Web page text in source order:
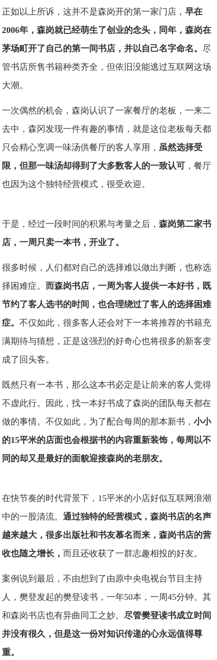
正如以上所诉，这并不是森岗开的第一家门店，早在
2006年，森岗就已经萌生了创业的念头，同年，森岗在
茅场町开了自己的第一间书店，并以自己名字命名。 尽
管书店所售书籍种类齐全，但依旧没能逃过互联网这场
大潮。
一次偶然的机会，森岗认识了一家餐厅的老板，一来二
去中，森冈发现一件有趣的事情，就是这位老板每天都
只会精心烹调一味汤供餐厅的客人享用，虽然选择受
限，但那一味汤却得到了大多数客人的一致认可 ，餐厅
也因为这个独特经营模式，很受欢迎。
于是，经过一段时间的积累与考量之后，森岗第二家书
店，一周只卖一本书，开业了。
很多时候，人们都对自己的选择难以做出判断，也称选
择困难症。而森岗书店，一周为客人提供一本好书，既
节约了客人选书的时间，也合理绕过了客人的选择困难
症。不仅如此，很多客人还会对下一本将推荐的书籍充
满期待与猜想，正是这强烈的好奇心也将很多的新客变
成了回头客。
既然只有一本书，那么这本书必定是让前来的客人觉得
不虚此行。因此，找一本好书成了森岗的团队每天都在
做的事情。不仅如此，为了配合每周的那本新书，小小
的15平米的店面也会根据书的内容重新装饰，每周以不
同的却又是最好的面貌迎接森岗的老朋友。
在快节奏的时代背景下，15平米的小店好似互联网浪潮
中的一股清流。通过独特的经营模式，森岗书店的名声
越来越大，很多出版社和书友慕名而来，森岗书店的营
收也随之增长，而且还收获了一群志趣相投的好友。
案例说到最后，不由想到了由原中央电视台节目主持
人，樊登发起的樊登读书，一年50本，一周45分钟。其
和森岗书店也有异曲同工之妙。尽管樊登读书成立时间
并没有很久，但是这一份对知识传递的心永远值得尊
重。